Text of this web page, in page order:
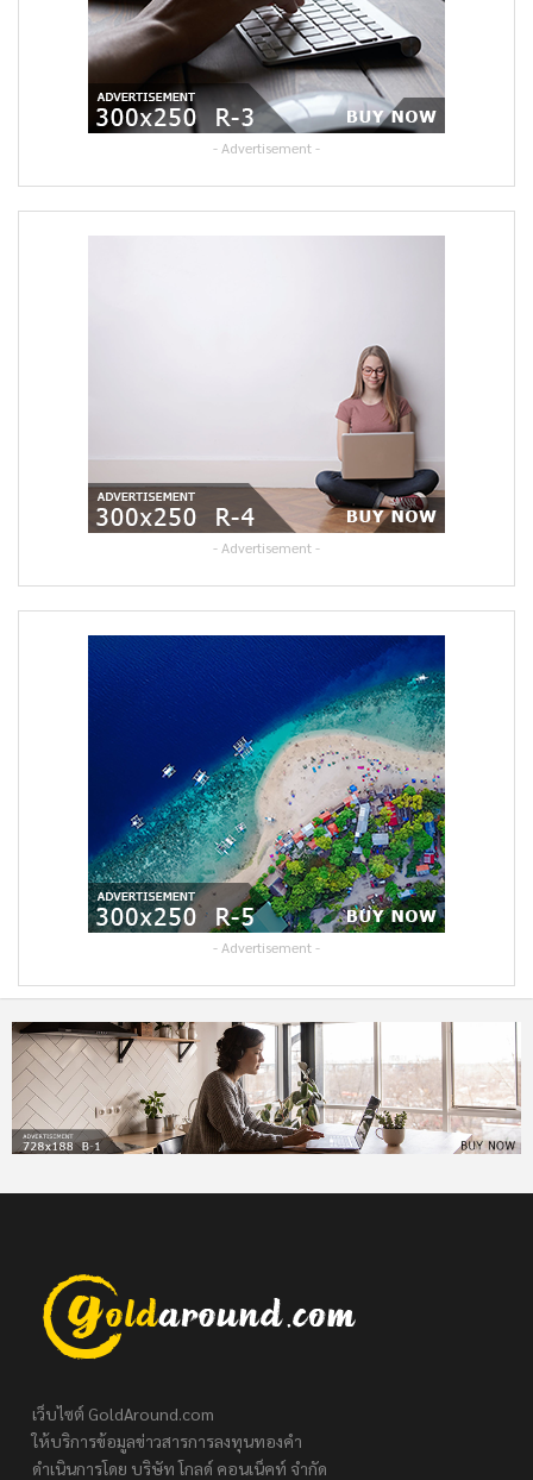
- Advertisement -
- Advertisement -
- Advertisement -
เว็บไซต์ GoldAround.com
ให้บริการข้อมูลข่าวสารการลงทุนทองคำ
ดำเนินการโดย บริษัท โกลด์ คอนเน็คท์ จำกัด